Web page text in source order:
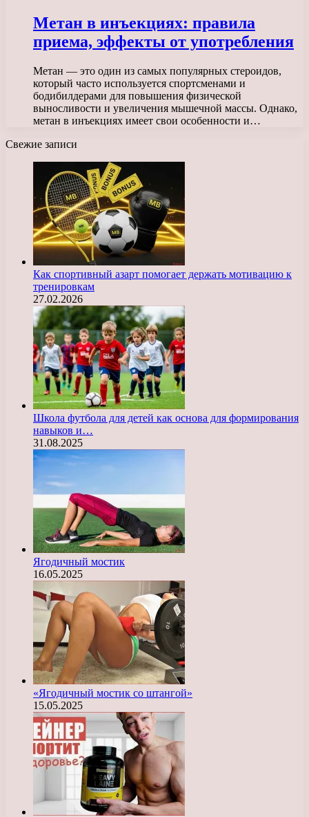
Метан в инъекциях: правила
приема, эффекты от употребления
Метан — это один из самых популярных стероидов,
который часто используется спортсменами и
бодибилдерами для повышения физической
выносливости и увеличения мышечной массы. Однако,
метан в инъекциях имеет свои особенности и…
Свежие записи
Как спортивный азарт помогает держать мотивацию к
тренировкам
27.02.2026
Школа футбола для детей как основа для формирования
навыков и…
31.08.2025
Ягодичный мостик
16.05.2025
«Ягодичный мостик со штангой»
15.05.2025